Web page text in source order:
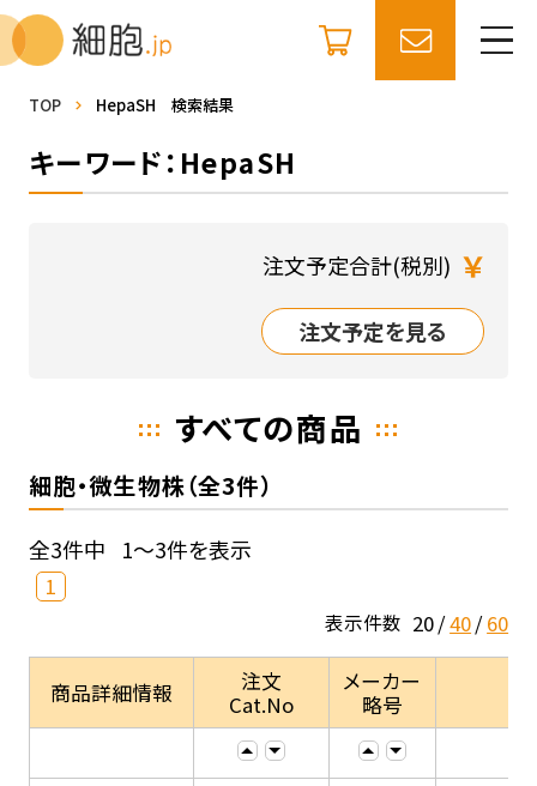
TOP HepaSH 検索結果
キーワード：HepaSH
注文予定合計(税別) ￥
注文予定を見る
すべての商品
細胞・微生物株（全3件）
全3件中 1～3件を表示
1
表示件数 20 40 60
商品詳細情報
注文
Cat.No
メーカー
略号